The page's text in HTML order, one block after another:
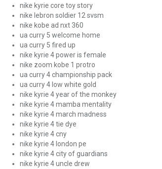
nike kyrie core toy story
nike lebron soldier 12 svsm
nike kobe ad nxt 360
ua curry 5 welcome home
ua curry 5 fired up
nike kyrie 4 power is female
nike zoom kobe 1 protro
ua curry 4 championship pack
ua curry 4 low white gold
nike kyrie 4 year of the monkey
nike kyrie 4 mamba mentality
nike kyrie 4 march madness
nike kyrie 4 tie dye
nike kyrie 4 cny
nike kyrie 4 london pe
nike kyrie 4 city of guardians
nike kyrie 4 uncle drew